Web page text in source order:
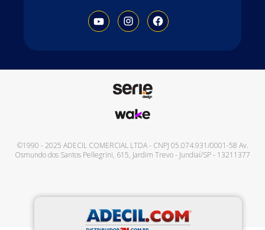
©1990 - 2025 ADECIL COMERCIAL LTDA- CNPJ 05.074.931/0001-58 Av.
Osmundo dos Santos Pellegrini, 615, Jardim Trevo- Jundiaí/SP- 13211377